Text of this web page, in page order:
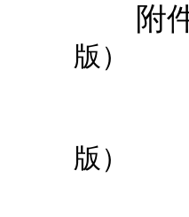
附件
版）
版）